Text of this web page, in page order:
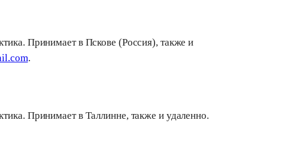
Принимает в Пскове (Россия), также и
.
Принимает в Таллинне, также и удаленно.